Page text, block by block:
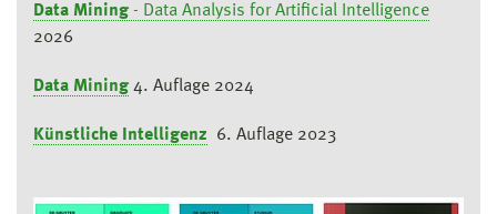
Data Mining - Data Analysis for Artificial Intelligence
2026
Data Mining 4. Auflage 2024
Künstliche Intelligenz 6. Auflage 2023